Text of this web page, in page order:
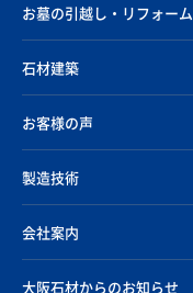
お墓の引越し・リフォーム
石材建築
お客様の声
製造技術
会社案内
大阪石材からのお知らせ